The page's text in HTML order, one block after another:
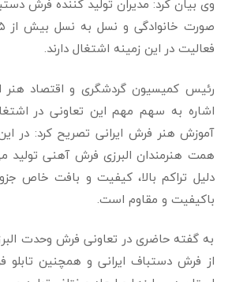
فعالیت در این زمینه اشتغال دارند.
رئیس کمیسیون گردشگری و اقتصاد هنر
اشاره به سهم مهم این تعاونی در
آموزش هنر فرش ایرانی تصریح کرد: در
همت هنرمندان البرزی فرش آهنی تولید
دلیل تراکم بالا، کیفیت و بافت خاص
باکیفیت و مقاوم است.
به گفته حاضری در تعاونی فرش وحدت
از فرش دستباف ایرانی و همچنین